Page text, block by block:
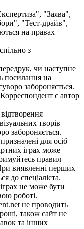
"Заява",
"Тест-драйв",
на правах
з
чи наступне
посилання на
забороняється.
є автор
творів
забороняється.
для осіб
іграх може
правил
виявленні перших
до спеціаліста.
не може бути
роботі.
не проводить
також сайт не
та інших